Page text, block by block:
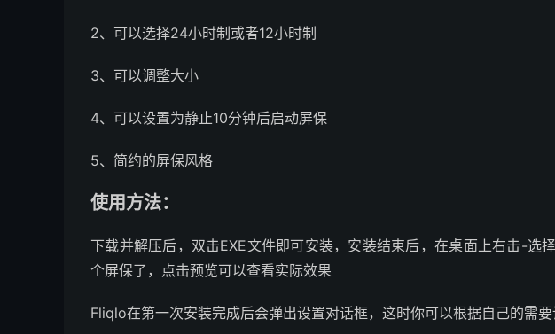
2、可以选择24小时制或者12小时制
3、可以调整大小
4、可以设置为静止10分钟后启动屏保
5、简约的屏保风格
使用方法：
下载并解压后，双击EXE文件即可安装，安装结束后，在桌面上右击-选
个屏保了，点击预览可以查看实际效果
Fliqlo在第一次安装完成后会弹出设置对话框，这时你可以根据自己的需